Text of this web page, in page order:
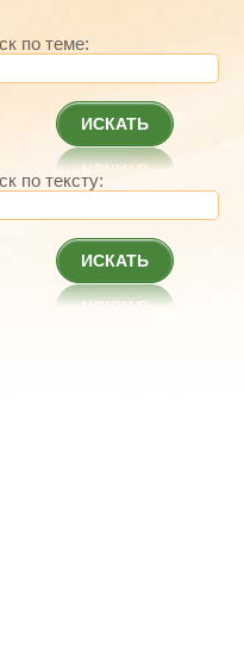
по теме:
ИСКАТЬ
по тексту:
ИСКАТЬ